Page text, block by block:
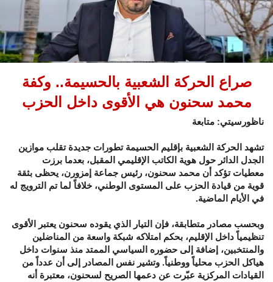
صراع الحركة الشعبية بالحسيمة.. وكفة
محمد سحنون هي الأقوى داخل الحزب
ناظورسيتي: متابعة
تشهد الحركة الشعبية بإقليم الحسيمة تطورات جديدة تقلب موازين
الجدل الدائر حول هوية الكاتب الإقليمي المقبل، بعدما برزت
معطيات تؤكد أن محمد سحنون، رئيس جماعة إمزورن، يحظى بثقة
قوية من قيادة الحزب على المستوى الوطني، خلافاً لما تم الترويج له
في الأيام الماضية.
وبحسب مصادر متطابقة، فإن التيار الذي يقوده سحنون يعتبر الأقوى
تنظيمياً داخل الإقليم، بحكم امتلاكه شبكة واسعة من المناضلين
والمنتخبين، إضافة إلى حضوره السياسي الممتد منذ سنوات داخل
هياكل الحزب محلياً ووطنياً. وتشير نفس المصادر إلى أن عدداً من
القيادات المركزية عبّرت عن دعمها الصريح لسحنون، معتبرة أنه